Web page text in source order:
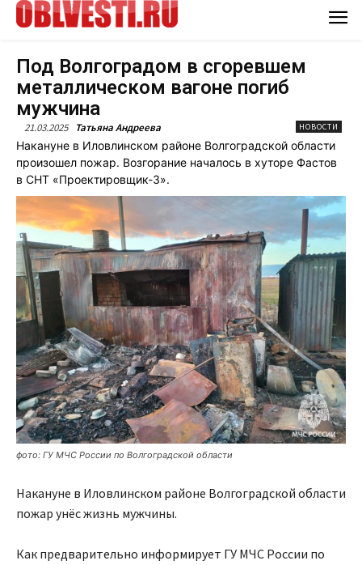
Под Волгоградом в сгоревшем
металлическом вагоне погиб
мужчина
21.03.2025 Татьяна Андреева НОВОСТИ
Накануне в Иловлинском районе Волгоградской области
произошел пожар. Возгорание началось в хуторе Фастов
в СНТ «Проектировщик-3».
фото: ГУ МЧС России по Волгоградской области
Накануне в Иловлинском районе Волгоградской области
пожар унёс жизнь мужчины.
Как предварительно информирует ГУ МЧС России по